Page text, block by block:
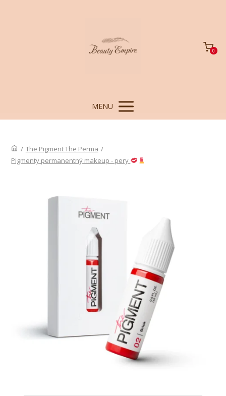
0
MENU
/ The Pigment The Perma /
Pigmenty permanentný makeup - pery